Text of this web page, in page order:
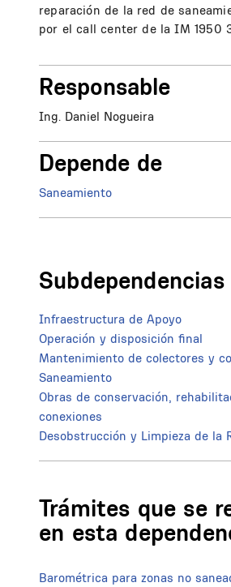
reparación de la red de
por el call center de la IM 1950
Responsable
Ing. Daniel Nogueira
Depende de
Saneamiento
Subdependencias
Infraestructura de Apoyo
Operación y disposición final
Mantenimiento de colectores y
Saneamiento
Obras de conservación,
conexiones
Desobstrucción y Limpieza de la
Trámites que se
en esta
Barométrica para zonas no